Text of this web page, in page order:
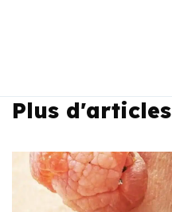
Plus d'articles